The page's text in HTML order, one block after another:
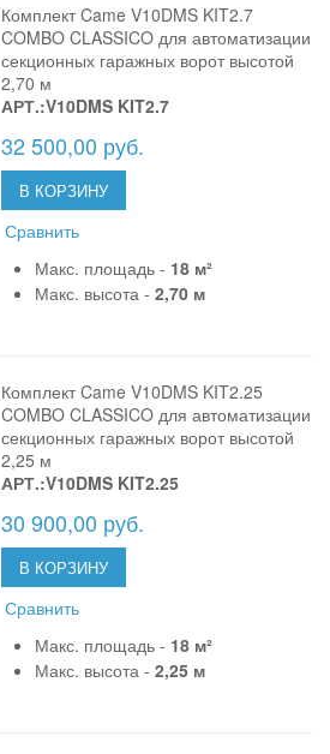
Комплект Came V10DMS KIT2.7
COMBO CLASSICO для автоматизации
секционных гаражных ворот высотой
2,70 м
АРТ.:V10DMS KIT2.7
32 500,00 руб.
В КОРЗИНУ
Сравнить
Макс. площадь - 18 м²
Макс. высота -2,70 м
Комплект Came V10DMS KIT2.25
COMBO CLASSICO для автоматизации
секционных гаражных ворот высотой
2,25 м
АРТ.:V10DMS KIT2.25
30 900,00 руб.
В КОРЗИНУ
Сравнить
Макс. площадь - 18 м²
Макс. высота -2,25 м